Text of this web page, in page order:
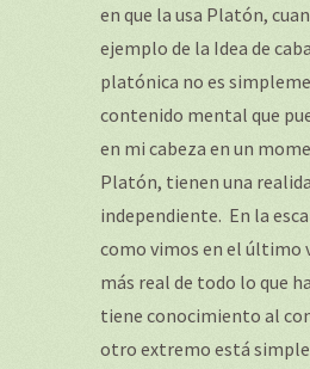
en que la usa Platón,
ejemplo de la Idea de
platónica no es
contenido mental que
en mi cabeza en un
Platón, tienen una
independiente. En la
como vimos en el último
más real de todo lo que
tiene conocimiento al
otro extremo está